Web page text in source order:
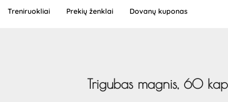
Treniruokliai Prekių ženklai Dovanų kuponas
Trigubas magnis, 60